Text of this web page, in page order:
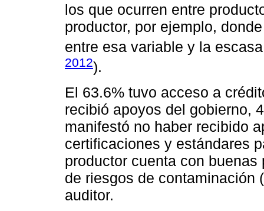
los que ocurren entre
productor, por ejemplo,
entre esa variable y la
2012).
El 63.6% tuvo acceso a
recibió apoyos del gobierno,
manifestó no haber recibido
certificaciones y estándares
productor cuenta con
de riesgos de contaminación
auditor.